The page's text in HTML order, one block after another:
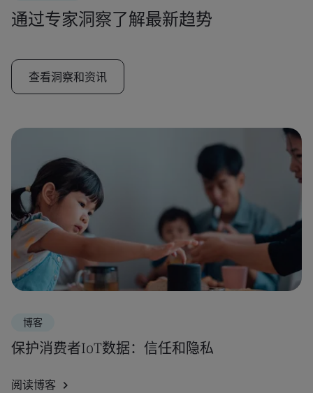
通过专家洞察了解最新趋势
查看洞察和资讯
博客
保护消费者IoT数据：信任和隐私
阅读博客